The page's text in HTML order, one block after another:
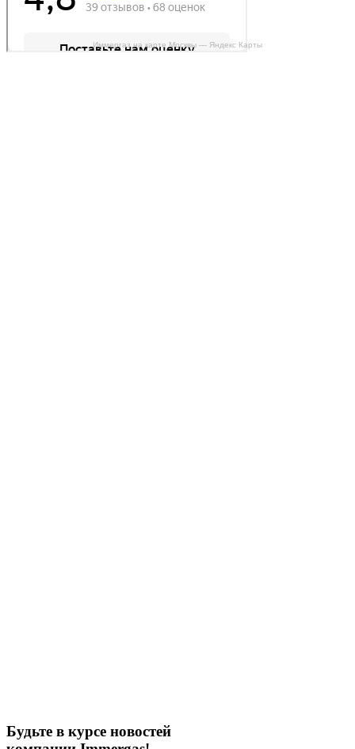
Иммергаз на карте Москвы — Яндекс Карты
Будьте в курсе новостей